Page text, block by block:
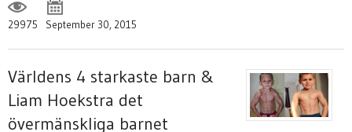
29975 September 30, 2015
Världens 4 starkaste barn &
Liam Hoekstra det
övermänskliga barnet